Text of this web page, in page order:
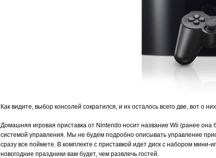
Как видите, выбор консолей сократился, и их осталось всего две, вот о
Домашняя игровая приставка от Nintendo носит название Wii (ранее она
системой управления. Мы не будем подробно описывать управление
сразу все поймете. В комплекте с приставкой идет диск с набором
новогодние праздники вам будет, чем развлечь гостей.